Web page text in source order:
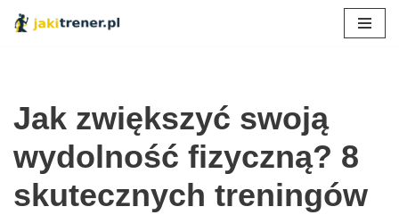
Jak zwiększyć swoją
wydolność fizyczną? 8
skutecznych treningów